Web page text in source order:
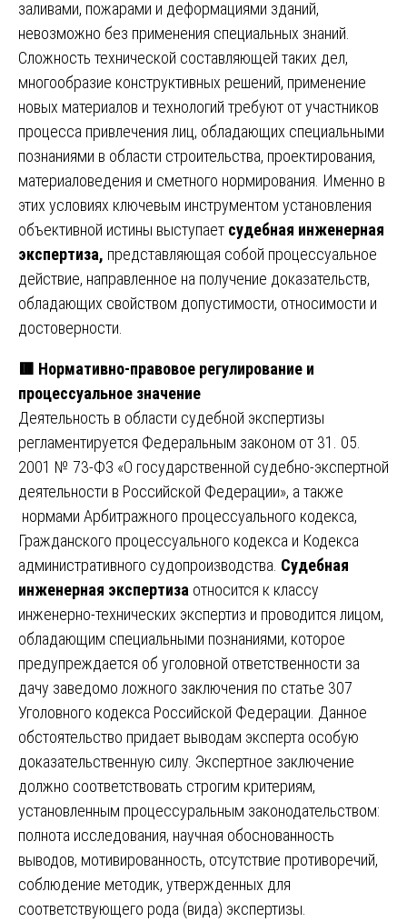
заливами, пожарами и деформациями зданий,
невозможно без применения специальных знаний.
Сложность технической составляющей таких дел,
многообразие конструктивных решений, применение
новых материалов и технологий требуют от участников
процесса привлечения лиц, обладающих специальными
познаниями в области строительства, проектирования,
материаловедения и сметного нормирования. Именно в
этих условиях ключевым инструментом установления
объективной истины выступает судебная инженерная
экспертиза, представляющая собой процессуальное
действие, направленное на получение доказательств,
обладающих свойством допустимости, относимости и
достоверности.
🟥 Нормативно-правовое регулирование и
процессуальное значение
Деятельность в области судебной экспертизы
регламентируется Федеральным законом от 31. 05.
2001 № 73-ФЗ «О государственной судебно-экспертной
деятельности в Российской Федерации», а также
нормами Арбитражного процессуального кодекса,
Гражданского процессуального кодекса и Кодекса
административного судопроизводства. Судебная
инженерная экспертиза относится к классу
инженерно-технических экспертиз и проводится лицом,
обладающим специальными познаниями, которое
предупреждается об уголовной ответственности за
дачу заведомо ложного заключения по статье 307
Уголовного кодекса Российской Федерации. Данное
обстоятельство придает выводам эксперта особую
доказательственную силу. Экспертное заключение
должно соответствовать строгим критериям,
установленным процессуральным законодательством:
полнота исследования, научная обоснованность
выводов, мотивированность, отсутствие противоречий,
соблюдение методик, утвержденных для
соответствующего рода (вида) экспертизы.